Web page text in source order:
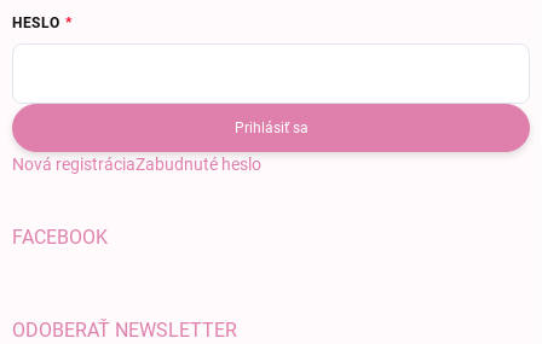
HESLO
Prihlásiť sa
Nová registráciaZabudnuté heslo
FACEBOOK
ODOBERAŤ NEWSLETTER